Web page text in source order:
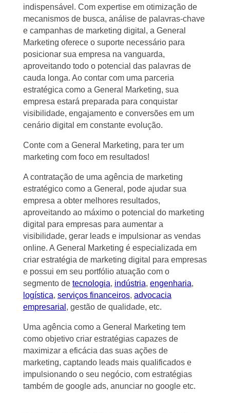
indispensável. Com expertise em otimização de
mecanismos de busca, análise de palavras-chave
e campanhas de marketing digital, a General
Marketing oferece o suporte necessário para
posicionar sua empresa na vanguarda,
aproveitando todo o potencial das palavras de
cauda longa. Ao contar com uma parceria
estratégica como a General Marketing, sua
empresa estará preparada para conquistar
visibilidade, engajamento e conversões em um
cenário digital em constante evolução.
Conte com a General Marketing, para ter um
marketing com foco em resultados!
A contratação de uma agência de marketing
estratégico como a General, pode ajudar sua
empresa a obter melhores resultados,
aproveitando ao máximo o potencial do marketing
digital para empresas para aumentar a
visibilidade, gerar leads e impulsionar as vendas
online. A General Marketing é especializada em
criar estratégia de marketing digital para empresas
e possui em seu portfólio atuação com o
segmento de tecnologia, indústria, engenharia,
logística, serviços financeiros, advocacia
empresarial , gestão de qualidade, etc.
Uma agência como a General Marketing tem
como objetivo criar estratégias capazes de
maximizar a eficácia das suas ações de
marketing, captando leads mais qualificados e
impulsionando o seu negócio, com estratégias
também de google ads, anunciar no google etc.